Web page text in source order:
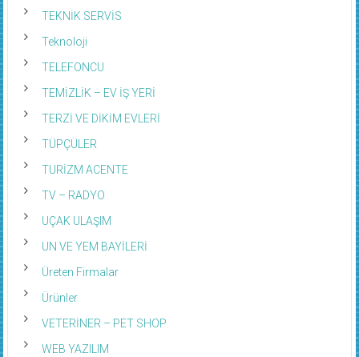
TEKNİK SERVİS
Teknoloji
TELEFONCU
TEMİZLİK – EV İŞ YERİ
TERZİ VE DİKİM EVLERİ
TÜPÇÜLER
TURİZM ACENTE
TV – RADYO
UÇAK ULAŞIM
UN VE YEM BAYİLERİ
Üreten Firmalar
Ürünler
VETERİNER – PET SHOP
WEB YAZILIM